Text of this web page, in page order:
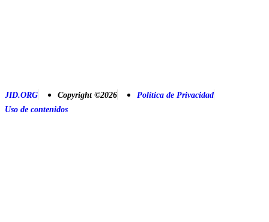
JID.ORG Copyright ©2026
Política de Privacidad
Uso de contenidos